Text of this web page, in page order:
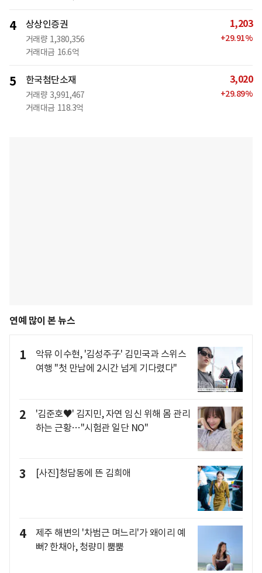
4 상상인증권
거래량 1,380,356
거래대금 16.6억
1,203
+29.91%
5 한국첨단소재
거래량 3,991,467
거래대금 118.3억
3,020
+29.89%
연예 많이 본 뉴스
1
악뮤 이수현, '김성주子' 김민국과 스위스
여행 "첫 만남에 2시간 넘게 기다렸다"
2
'김준호♥' 김지민, 자연 임신 위해 몸 관리
하는 근황…"시험관 일단 NO"
3 [사진]청담동에 뜬 김희애
4
제주 해변의 '차범근 며느리'가 왜이리 예
뻐? 한채아, 청량미 뿜뿜